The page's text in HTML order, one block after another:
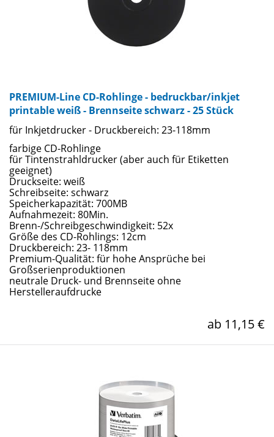
PREMIUM-Line CD-Rohlinge - bedruckbar/inkjet
printable weiß - Brennseite schwarz - 25 Stück
für Inkjetdrucker - Druckbereich: 23-118mm
farbige CD-Rohlinge
für Tintenstrahldrucker (aber auch für Etiketten
geeignet)
Druckseite: weiß
Schreibseite: schwarz
Speicherkapazität: 700MB
Aufnahmezeit: 80Min.
Brenn-/Schreibgeschwindigkeit: 52x
Größe des CD-Rohlings: 12cm
Druckbereich: 23- 118mm
Premium-Qualität: für hohe Ansprüche bei
Großserienproduktionen
neutrale Druck- und Brennseite ohne
Herstelleraufdrucke
ab 11,15 €